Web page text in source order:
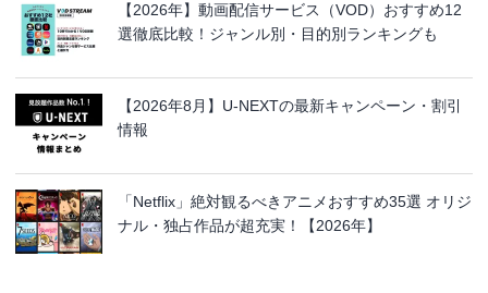
【2026年】動画配信サービス（VOD）おすすめ12
選徹底比較！ジャンル別・目的別ランキングも
【2026年8月】U-NEXTの最新キャンペーン・割引
情報
「Netflix」絶対観るべきアニメおすすめ35選 オリジ
ナル・独占作品が超充実！【2026年】